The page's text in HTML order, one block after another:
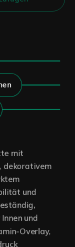
mit
dekorativem
und
und
Overlay,